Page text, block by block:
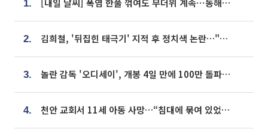
1. [내일 날씨] 폭염 한풀 꺾여도 무더위 계속⋯동해안 이틀 연속 비
2. 김희철, '뒤집힌 태극기' 지적 후 정치색 논란…"좌우 떠나 우리나라 국기"
3. 놀란 감독 '오디세이', 개봉 4일 만에 100만 돌파⋯'왕사남' 보다 빠르다
4. 천안 교회서 11세 아동 사망…“침대에 묶여 있었다” 진술 확보